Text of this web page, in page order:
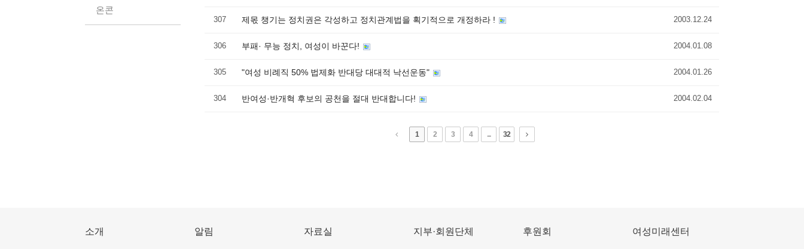
온콘
307 제몫 챙기는 정치권은 각성하고 정치관계법을 획기적으로 개정하라 ! 2003.12.24
306 부패· 무능 정치, 여성이 바꾼다! 2004.01.08
305 "여성 비례직 50% 법제화 반대당 대대적 낙선운동" 2004.01.26
304 반여성·반개혁 후보의 공천을 절대 반대합니다! 2004.02.04
1 2 3 4 ... 32
소개 알림 자료실 지부·회원단체 후원회 여성미래센터